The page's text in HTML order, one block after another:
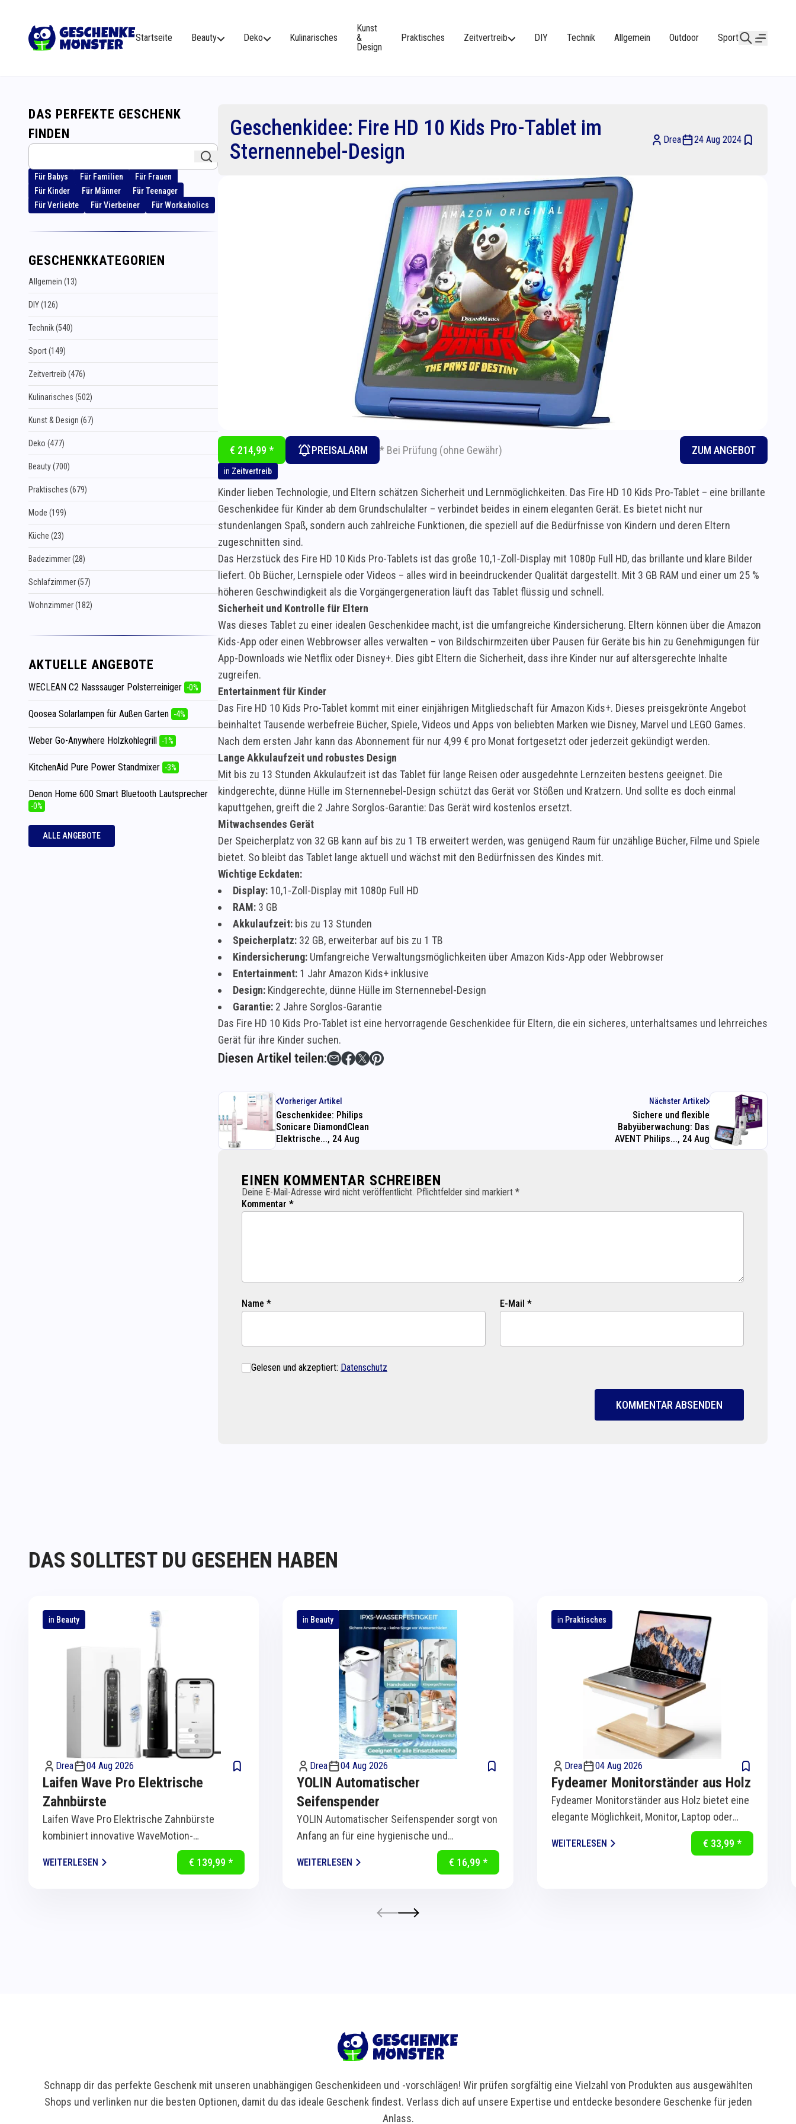
Startseite Beauty Deko Kulinarisches
Kunst
&
Design
Praktisches Zeitvertreib DIY Technik Allgemein Outdoor Sport
Geschenkidee: Fire HD 10 Kids Pro-Tablet im
Sternennebel-Design
Drea 24 Aug 2024
€ 214,99 * PREISALARM * Bei Prüfung (ohne Gewähr) ZUM ANGEBOT
in Zeitvertreib
Kinder lieben Technologie, und Eltern schätzen Sicherheit und Lernmöglichkeiten. Das Fire HD 10 Kids Pro-Tablet – eine brillante
Geschenkidee für Kinder ab dem Grundschulalter – verbindet beides in einem eleganten Gerät. Es bietet nicht nur
stundenlangen Spaß, sondern auch zahlreiche Funktionen, die speziell auf die Bedürfnisse von Kindern und deren Eltern
zugeschnitten sind.
Das Herzstück des Fire HD 10 Kids Pro-Tablets ist das große 10,1-Zoll-Display mit 1080p Full HD, das brillante und klare Bilder
liefert. Ob Bücher, Lernspiele oder Videos – alles wird in beeindruckender Qualität dargestellt. Mit 3 GB RAM und einer um 25 %
höheren Geschwindigkeit als die Vorgängergeneration läuft das Tablet flüssig und schnell.
Sicherheit und Kontrolle für Eltern
Was dieses Tablet zu einer idealen Geschenkidee macht, ist die umfangreiche Kindersicherung. Eltern können über die Amazon
Kids-App oder einen Webbrowser alles verwalten – von Bildschirmzeiten über Pausen für Geräte bis hin zu Genehmigungen für
App-Downloads wie Netflix oder Disney+. Dies gibt Eltern die Sicherheit, dass ihre Kinder nur auf altersgerechte Inhalte
zugreifen.
Entertainment für Kinder
Das Fire HD 10 Kids Pro-Tablet kommt mit einer einjährigen Mitgliedschaft für Amazon Kids+. Dieses preisgekrönte Angebot
beinhaltet Tausende werbefreie Bücher, Spiele, Videos und Apps von beliebten Marken wie Disney, Marvel und LEGO Games.
Nach dem ersten Jahr kann das Abonnement für nur 4,99 € pro Monat fortgesetzt oder jederzeit gekündigt werden.
Lange Akkulaufzeit und robustes Design
Mit bis zu 13 Stunden Akkulaufzeit ist das Tablet für lange Reisen oder ausgedehnte Lernzeiten bestens geeignet. Die
kindgerechte, dünne Hülle im Sternennebel-Design schützt das Gerät vor Stößen und Kratzern. Und sollte es doch einmal
kaputtgehen, greift die 2 Jahre Sorglos-Garantie: Das Gerät wird kostenlos ersetzt.
Mitwachsendes Gerät
Der Speicherplatz von 32 GB kann auf bis zu 1 TB erweitert werden, was genügend Raum für unzählige Bücher, Filme und Spiele
bietet. So bleibt das Tablet lange aktuell und wächst mit den Bedürfnissen des Kindes mit.
Wichtige Eckdaten:
Display: 10,1-Zoll-Display mit 1080p Full HD
RAM: 3 GB
Akkulaufzeit: bis zu 13 Stunden
Speicherplatz: 32 GB, erweiterbar auf bis zu 1 TB
Kindersicherung: Umfangreiche Verwaltungsmöglichkeiten über Amazon Kids-App oder Webbrowser
Entertainment: 1 Jahr Amazon Kids+ inklusive
Design: Kindgerechte, dünne Hülle im Sternennebel-Design
Garantie: 2 Jahre Sorglos-Garantie
Das Fire HD 10 Kids Pro-Tablet ist eine hervorragende Geschenkidee für Eltern, die ein sicheres, unterhaltsames und lehrreiches
Gerät für ihre Kinder suchen.
Diesen Artikel teilen:
Vorheriger Artikel
Geschenkidee: Philips
Sonicare DiamondClean
Elektrische..., 24 Aug
Nächster Artikel
Sichere und flexible
Babyüberwachung: Das
AVENT Philips..., 24 Aug
EINEN KOMMENTAR SCHREIBEN
Deine E-Mail-Adresse wird nicht veröffentlicht. Pflichtfelder sind markiert *
Kommentar *
Name * E-Mail *
Gelesen und akzeptiert: Datenschutz
KOMMENTAR ABSENDEN
DAS PERFEKTE GESCHENK
FINDEN
Für Babys Für Familien
Für Frauen
Für Kinder
Für Männer
Für Teenager
Für Verliebte
Für Vierbeiner Für Workaholics
GESCHENKKATEGORIEN
Allgemein (13)
DIY (126)
Technik (540)
Sport (149)
Zeitvertreib (476)
Kulinarisches (502)
Kunst & Design (67)
Deko (477)
Beauty (700)
Praktisches (679)
Mode (199)
Küche (23)
Badezimmer (28)
Schlafzimmer (57)
Wohnzimmer (182)
AKTUELLE ANGEBOTE
WECLEAN C2 Nasssauger Polsterreiniger -0%
Qoosea Solarlampen für Außen Garten -4%
Weber Go-Anywhere Holzkohlegrill -1%
KitchenAid Pure Power Standmixer -3%
Denon Home 600 Smart Bluetooth Lautsprecher
-0%
ALLE ANGEBOTE
DAS SOLLTEST DU GESEHEN HABEN
in Beauty
Drea 04 Aug 2026
Laifen Wave Pro Elektrische
Zahnbürste
Laifen Wave Pro Elektrische Zahnbürste
kombiniert innovative WaveMotion-
Technologie mit intelligenter Sensorik für
eine...
WEITERLESEN € 139,99 *
in Beauty
Drea 04 Aug 2026
YOLIN Automatischer
Seifenspender
YOLIN Automatischer Seifenspender sorgt von
Anfang an für eine hygienische und
komfortable Handreinigung in Küche und Bad.
Dank...
WEITERLESEN € 16,99 *
in Praktisches
Drea 04 Aug 2026
Fydeamer Monitorständer aus Holz
Fydeamer Monitorständer aus Holz bietet eine
elegante Möglichkeit, Monitor, Laptop oder
Bildschirm ergonomisch auf Augenhöhe zu...
WEITERLESEN € 33,99 *
Schnapp dir das perfekte Geschenk mit unseren unabhängigen Geschenkideen und -vorschlägen! Wir prüfen sorgfältig eine Vielzahl von Produkten aus ausgewählten
Shops und verlinken nur die besten Optionen, damit du das ideale Geschenk findest. Verlass dich auf unsere Expertise und entdecke besondere Geschenke für jeden
Anlass.